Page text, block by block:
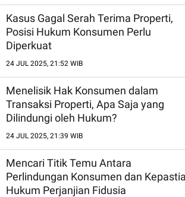
Kasus Gagal Serah Terima Properti,
Posisi Hukum Konsumen Perlu
Diperkuat
24 JUL 2025, 21:52 WIB
Menelisik Hak Konsumen dalam
Transaksi Properti, Apa Saja yang
Dilindungi oleh Hukum?
24 JUL 2025, 21:39 WIB
Mencari Titik Temu Antara
Perlindungan Konsumen dan
Hukum Perjanjian Fidusia